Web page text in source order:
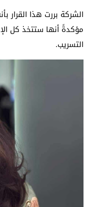
الشركة بررت هذا القرار
مؤكدةً أنها ستتخذ كل
التسريب.